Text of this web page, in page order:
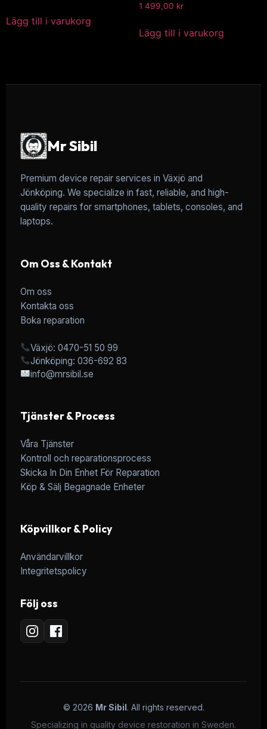
Lägg till i varukorg
1 499,00 kr
Lägg till i varukorg
Mr Sibil
Premium device repair services in Växjö and
Jönköping. We specialize in fast, reliable, and high-
quality repairs for smartphones, tablets, consoles, and
laptops.
Om Oss & Kontakt
Om oss
Kontakta oss
Boka reparation
Växjö: 0470-51 50 99
Jönköping: 036-692 83
info@mrsibil.se
Tjänster & Process
Våra Tjänster
Kontroll och reparationsprocess
Skicka In Din Enhet För Reparation
Köp & Sälj Begagnade Enheter
Köpvillkor & Policy
Användarvillkor
Integritetspolicy
Följ oss
© 2026 Mr Sibil. All rights reserved.
Specializing in quality device restoration in Sweden.